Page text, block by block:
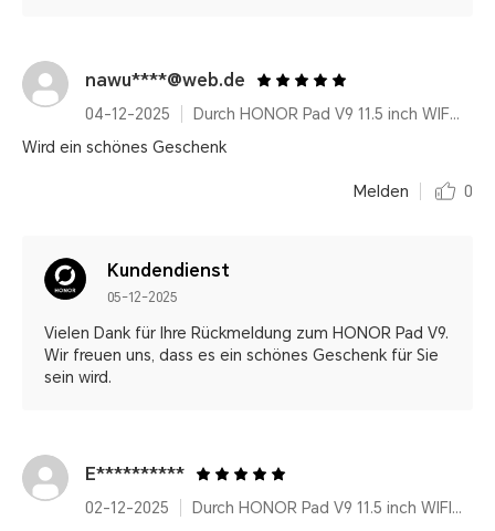
nawu****@web.de
04-12-2025
Durch HONOR Pad V9 11.5 inch WIFI Only 8GB+256GB Gray with Flip Cover and Pen
Wird ein schönes Geschenk
Melden 0
Kundendienst
05-12-2025
Vielen Dank für Ihre Rückmeldung zum HONOR Pad V9.
Wir freuen uns, dass es ein schönes Geschenk für Sie
sein wird.
E**********
02-12-2025
Durch HONOR Pad V9 11.5 inch WIFI Only 8GB+256GB Gray with Flip Cover and Pen